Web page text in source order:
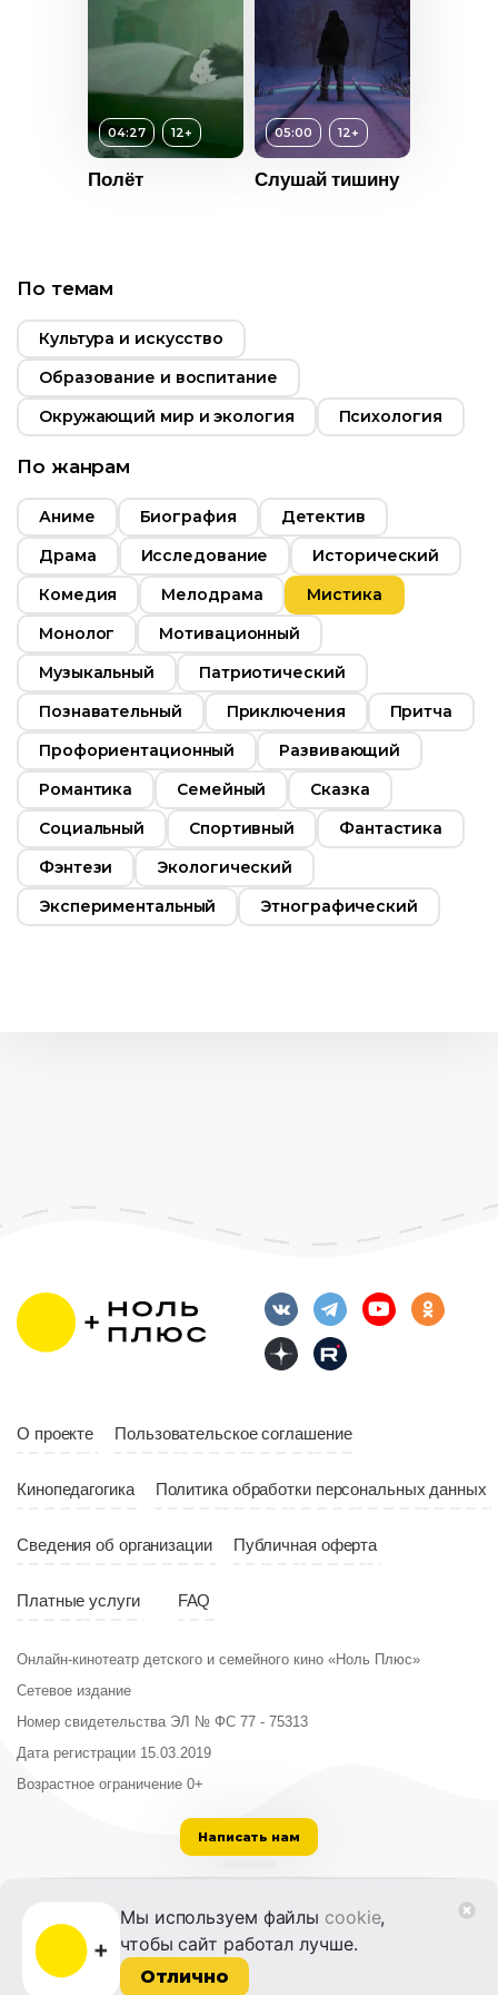
Мы используем файлы cookie,
чтобы сайт работал лучше.
Отлично
Возраст
10:00
04:27 12+
Полёт
Страна
05:00 12+
Слушай тишину
По темам
Культура и искусство
Образование и воспитание
Окружающий мир и экология
Психология
По жанрам
Аниме Биография
Детектив
Драма
Исследование
Исторический
Комедия
Мелодрама
Мистика
Монолог
Мотивационный
Музыкальный
Патриотический
Познавательный
Приключения
Притча
Профориентационный
Развивающий
Романтика
Семейный
Сказка
Социальный
Спортивный
Фантастика
Фэнтези
Экологический
Экспериментальный
Этнографический
О проекте Пользовательское соглашение
Кинопедагогика Политика обработки персональных данных
Сведения об организации Публичная оферта
Платные услуги FAQ
Онлайн-кинотеатр детского и семейного кино «Ноль Плюс»
Сетевое издание
Номер свидетельства ЭЛ № ФС 77 - 75313
Дата регистрации 15.03.2019
Возрастное ограничение 0+
Написать нам
ООО «Институт развития кино и медиа»
Лицензия на образовательную деятельность
№ Л035-01215-72/00614094 от 30 августа
2022 г.